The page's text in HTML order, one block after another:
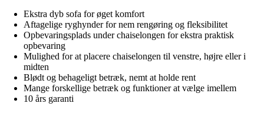
Ekstra dyb sofa for øget komfort
Aftagelige ryghynder for nem rengøring og fleksibilitet
Opbevaringsplads under chaiselongen for ekstra praktisk
opbevaring
Mulighed for at placere chaiselongen til venstre, højre eller i
midten
Blødt og behageligt betræk, nemt at holde rent
Mange forskellige betræk og funktioner at vælge imellem
10 års garanti